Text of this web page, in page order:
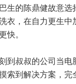
生的陈鼎健故意
衣，在自力更生
快。
到叔叔的公司当
索到解决方案，完